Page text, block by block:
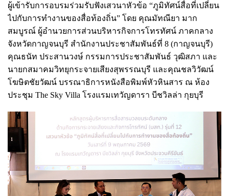
ผู้เข้ารับการอบรมร่วมรับฟังเสวนาหัวข้อ “ภูมิทัศน์สื่อที่เปลี่ยน
ไปกับการทำงานของสื่อท้องถิ่น” โดย คุณมัทณียา มาก
สมบูรณ์ ผู้อำนวยการส่วนบริหารกิจการโทรทัศน์ ภาคกลาง
จังหวัดกาญจนบุรี สำนักงานประชาสัมพันธ์ที่ 8 (กาญจนบุรี)
คุณธนัท ประสานวงษ์ กรรมการประชาสัมพันธ์ วุฒิสภา และ
นายกสมาคมวิทยุกระจายเสียงสุพรรณบุรี และคุณชลวิวัฒน์
โฆษิตชัยวัฒน์ บรรณาธิการหนังสือพิมพ์หัวหินสาร ณ ห้อง
ประชุม The Sky Villa โรงแรมเทวัญดารา บีชวิลล่า กุยบุรี